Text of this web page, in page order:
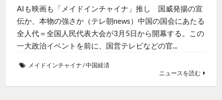
AIも映画も「メイドインチャイナ」推し 国威発揚の宣
伝か、本物の強さか（テレ朝news）中国の国会にあたる
全人代＝全国人民代表大会が3月5日から開幕する。この
一大政治イベントを前に、国営テレビなどの官...
メイドインチャイナ /中国経済
ニュースを読む